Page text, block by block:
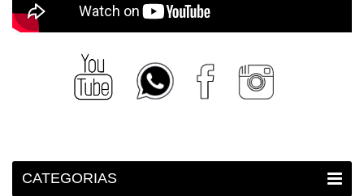
CATEGORIAS